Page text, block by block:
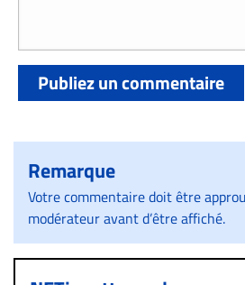
Publiez un commentaire
Remarque
Votre commentaire doit être
modérateur avant d’être affiché.